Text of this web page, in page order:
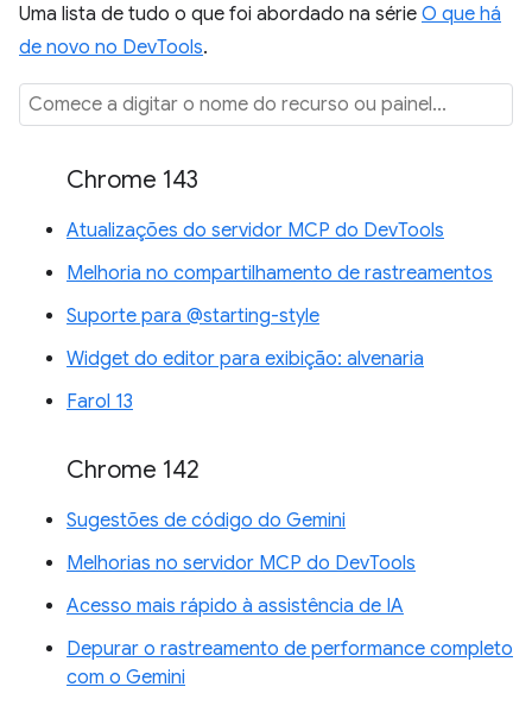
Uma lista de tudo o que foi abordado na série O que há
de novo no DevTools.
Chrome 143
Atualizações do servidor MCP do DevTools
Melhoria no compartilhamento de rastreamentos
Suporte para @starting-style
Widget do editor para exibição: alvenaria
Farol 13
Chrome 142
Sugestões de código do Gemini
Melhorias no servidor MCP do DevTools
Acesso mais rápido à assistência de IA
Depurar o rastreamento de performance completo
com o Gemini